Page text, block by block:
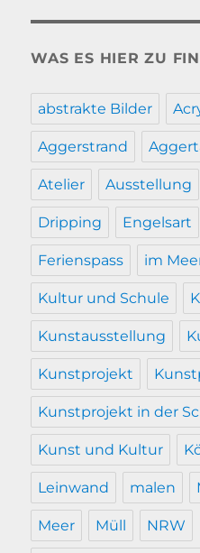
WAS ES HIER ZU
abstrakte Bilder
Aggerstrand
Atelier Ausstellung
Dripping Engelsart
Ferienspass im
Kultur und Schule
Kunstausstellung
Kunstprojekt
Kunstprojekt in der
Kunst und Kultur
Leinwand malen
Meer Müll NRW